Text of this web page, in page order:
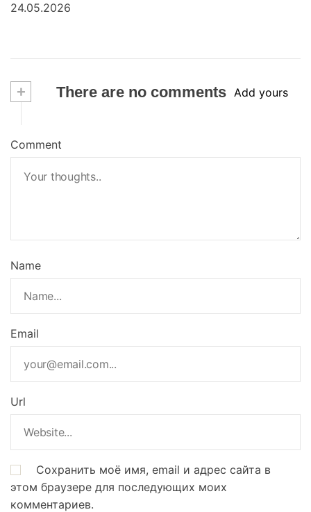
24.05.2026
+ There are no comments Add yours
Comment
Name
Email
Url
Сохранить моё имя, email и адрес сайта в
этом браузере для последующих моих
комментариев.